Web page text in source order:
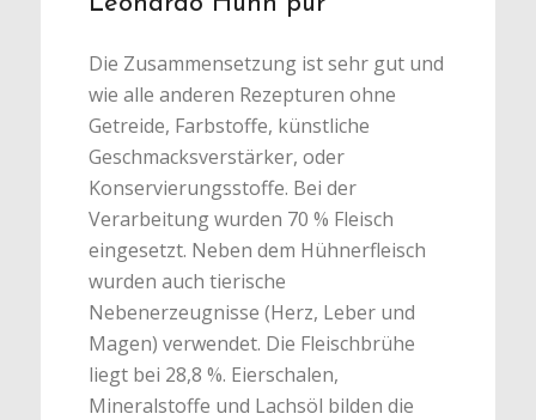
Die Zusammensetzung ist sehr gut und
wie alle anderen Rezepturen ohne
Getreide, Farbstoffe, künstliche
Geschmacksverstärker, oder
Konservierungsstoffe. Bei der
Verarbeitung wurden 70 % Fleisch
eingesetzt. Neben dem Hühnerfleisch
wurden auch tierische
Nebenerzeugnisse (Herz, Leber und
Magen) verwendet. Die Fleischbrühe
liegt bei 28,8 %. Eierschalen,
Mineralstoffe und Lachsöl bilden die